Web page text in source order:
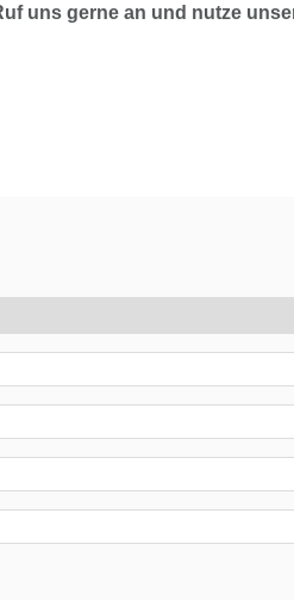
uns gerne an und nutze